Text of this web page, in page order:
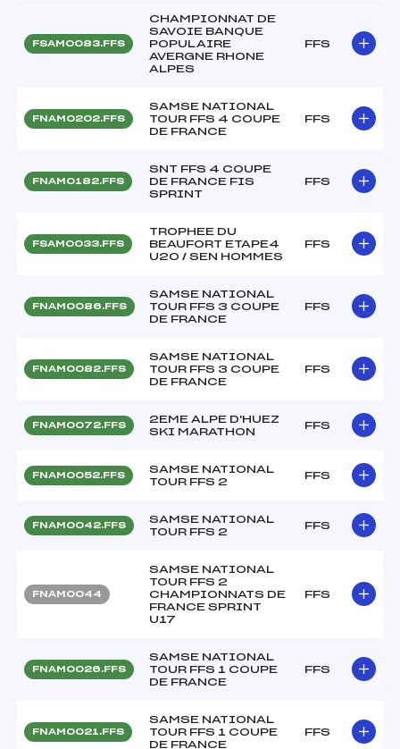
FSAM0083.FFS
CHAMPIONNAT DE
SAVOIE BANQUE
POPULAIRE
AVERGNE RHONE
ALPES
FFS
FNAM0202.FFS
SAMSE NATIONAL
TOUR FFS 4 COUPE
DE FRANCE
FFS
FNAM0182.FFS
SNT FFS 4 COUPE
DE FRANCE FIS
SPRINT
FFS
FSAM0033.FFS
TROPHEE DU
BEAUFORT ETAPE4
U20 / SEN HOMMES
FFS
FNAM0086.FFS
SAMSE NATIONAL
TOUR FFS 3 COUPE
DE FRANCE
FFS
FNAM0082.FFS
SAMSE NATIONAL
TOUR FFS 3 COUPE
DE FRANCE
FFS
FNAM0072.FFS
2EME ALPE D'HUEZ
SKI MARATHON
FFS
FNAM0052.FFS
SAMSE NATIONAL
TOUR FFS 2
FFS
FNAM0042.FFS
SAMSE NATIONAL
TOUR FFS 2
FFS
FNAM0044
SAMSE NATIONAL
TOUR FFS 2
CHAMPIONNATS DE
FRANCE SPRINT
U17
FFS
FNAM0026.FFS
SAMSE NATIONAL
TOUR FFS 1 COUPE
DE FRANCE
FFS
FNAM0021.FFS
SAMSE NATIONAL
TOUR FFS 1 COUPE
DE FRANCE
FFS